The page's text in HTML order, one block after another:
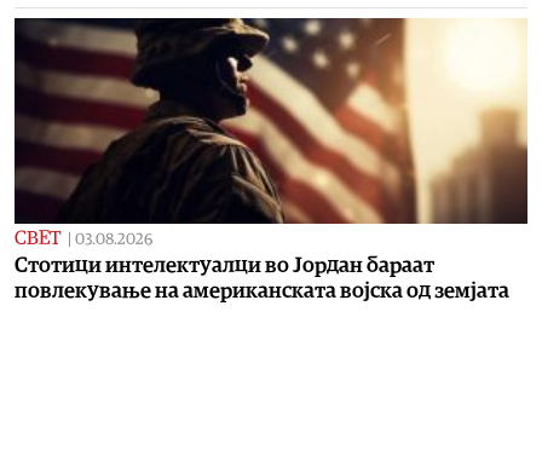
СВЕТ 03.08.2026
Стотици интелектуалци во Јордан бараат
повлекување на американската војска од земјата